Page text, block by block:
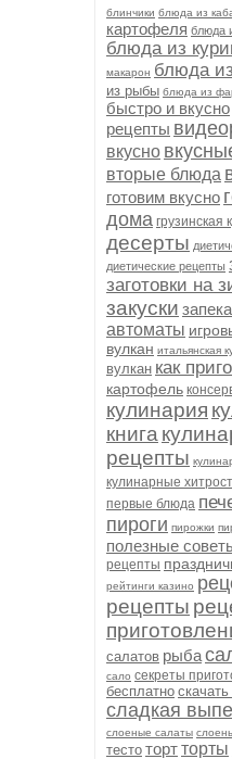
блинчики блюда из
картофеля блюда
блюда из
макарон блюда
из рыбы блюда из
быстро и вкусно
рецепты
вкусно
вторые блюда
готовим вкусно
дома грузинская
десерты
диетические рецепты
заготовки на
закуски
автоматы
вулкан итальянская
вулкан как
картофель
кулинария
книга
рецепты
кулинарные
первые блюда
пироги пирожки
полезные
рецепты
рейтинги казино
рецепты
салатов рыба
сало секреты
бесплатно
сладкая
слоеные салаты
тесто тортторты